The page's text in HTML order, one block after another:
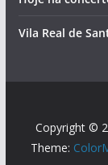
Vila Real de
Copyright ©
Theme: